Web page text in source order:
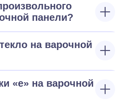
панели?
на варочной
«е» на варочной